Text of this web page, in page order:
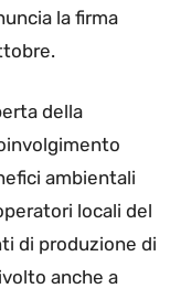
la firma
della
ambientali
locali del
di produzione di
anche a